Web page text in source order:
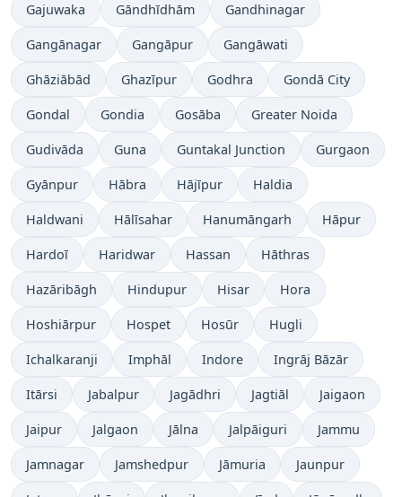
Gajuwaka Gāndhīdhām Gandhinagar
Gangānagar Gangāpur Gangāwati
Ghāziābād Ghazīpur Godhra Gondā City
Gondal Gondia Gosāba Greater Noida
Gudivāda Guna Guntakal Junction Gurgaon
Gyānpur Hābra Hājīpur Haldia
Haldwani Hālīsahar Hanumāngarh Hāpur
Hardoī Haridwar Hassan Hāthras
Hazāribāgh Hindupur Hisar Hora
Hoshiārpur Hospet Hosūr Hugli
Ichalkaranji Imphāl Indore Ingrāj Bāzār
Itārsi Jabalpur Jagādhri Jagtiāl Jaigaon
Jaipur Jalgaon Jālna Jalpāiguri Jammu
Jamnagar Jamshedpur Jāmuria Jaunpur